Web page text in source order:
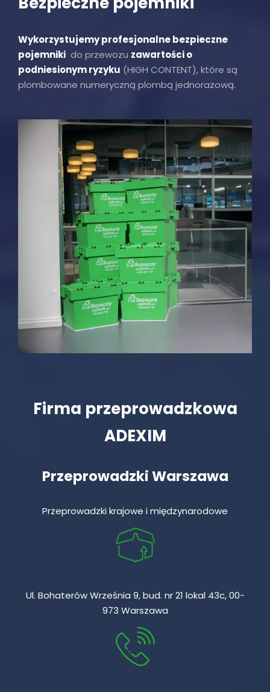
Wykorzystujemy profesjonalne bezpieczne
pojemniki do przewozu zawartości o
podniesionym ryzyku (HIGH CONTENT), które są
plombowane numeryczną plombą jednorazową.
Firma przeprowadzkowa
ADEXIM
Przeprowadzki Warszawa
Przeprowadzki krajowe i międzynarodowe
Ul. Bohaterów Września 9, bud. nr 21 lokal 43c, 00-
973 Warszawa